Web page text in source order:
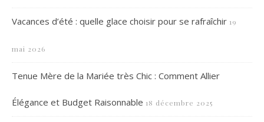
Vacances d’été : quelle glace choisir pour se rafraîchir 19
mai 2026
Tenue Mère de la Mariée très Chic : Comment Allier
Élégance et Budget Raisonnable 18 décembre 2025